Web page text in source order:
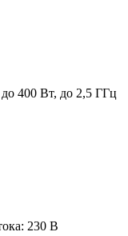
400 Вт, до 2,5 ГГц
230 В